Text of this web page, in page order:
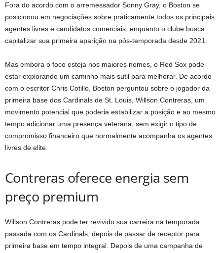
Fora do acordo com o arremessador Sonny Gray, o Boston se
posicionou em negociações sobre praticamente todos os principais
agentes livres e candidatos comerciais, enquanto o clube busca
capitalizar sua primeira aparição na pós-temporada desde 2021.
Mas embora o foco esteja nos maiores nomes, o Red Sox pode
estar explorando um caminho mais sutil para melhorar. De acordo
com o escritor Chris Cotillo, Boston perguntou sobre o jogador da
primeira base dos Cardinals de St. Louis, Willson Contreras, um
movimento potencial que poderia estabilizar a posição e ao mesmo
tempo adicionar uma presença veterana, sem exigir o tipo de
compromisso financeiro que normalmente acompanha os agentes
livres de elite.
Contreras oferece energia sem
preço premium
Willson Contreras pode ter revivido sua carreira na temporada
passada com os Cardinals, depois de passar de receptor para
primeira base em tempo integral. Depois de uma campanha de